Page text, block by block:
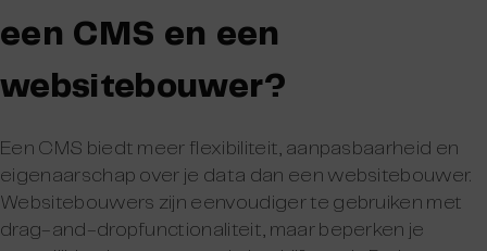
een CMS en een
websitebouwer?
Een CMS biedt meer flexibiliteit, aanpasbaarheid en
eigenaarschap over je data dan een websitebouwer.
Websitebouwers zijn eenvoudiger te gebruiken met
drag-and-dropfunctionaliteit, maar beperken je